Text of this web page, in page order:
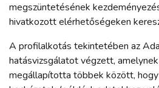
megszüntetésének
hivatkozott elérhetőségeken
A profilalkotás tekintetében az
hatásvizsgálatot végzett,
megállapította többek között,